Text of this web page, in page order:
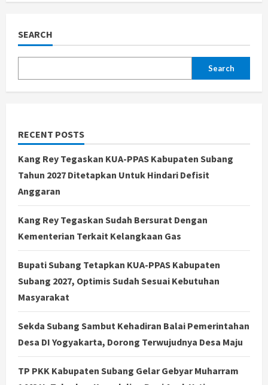
SEARCH
Search
RECENT POSTS
Kang Rey Tegaskan KUA-PPAS Kabupaten Subang
Tahun 2027 Ditetapkan Untuk Hindari Defisit
Anggaran
Kang Rey Tegaskan Sudah Bersurat Dengan
Kementerian Terkait Kelangkaan Gas
Bupati Subang Tetapkan KUA-PPAS Kabupaten
Subang 2027, Optimis Sudah Sesuai Kebutuhan
Masyarakat
Sekda Subang Sambut Kehadiran Balai Pemerintahan
Desa DI Yogyakarta, Dorong Terwujudnya Desa Maju
TP PKK Kabupaten Subang Gelar Gebyar Muharram